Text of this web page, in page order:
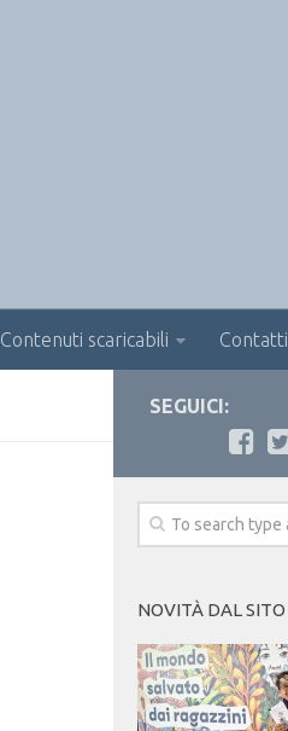
Contenuti scaricabili Contatti
SEGUICI:
NOVITÀ DAL SITO